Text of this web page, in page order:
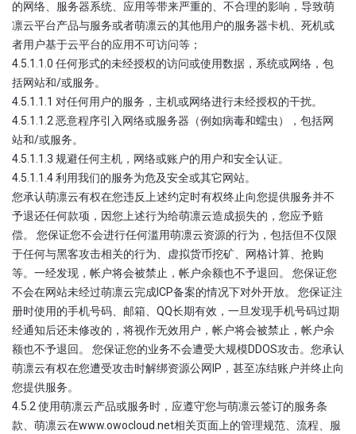
的网络、服务器系统、应用等带来严重的、不合理的影响，导致萌
凛云平台产品与服务或者萌凛云的其他用户的服务器卡机、死机或
者用户基于云平台的应用不可访问等；
4.5.1.1.0 任何形式的未经授权的访问或使用数据，系统或网络，包
括网站和/或服务。
4.5.1.1.1 对任何用户的服务，主机或网络进行未经授权的干扰。
4.5.1.1.2 恶意程序引入网络或服务器（例如病毒和蠕虫），包括网
站和/或服务。
4.5.1.1.3 规避任何主机，网络或账户的用户和安全认证。
4.5.1.1.4 利用我们的服务为危及安全或其它网站。
您承认萌凛云有权在您违反上述约定时有权终止向您提供服务并不
予退还任何款项，因您上述行为给萌凛云造成损失的，您应予赔
偿。 您保证您不会进行任何滥用萌凛云资源的行为，包括但不仅限
于任何与黑客攻击相关的行为、虚拟货币挖矿、网格计算、抢购
等。一经发现，帐户将会被禁止，帐户余额也不予退回。 您保证您
不会在网站未经过萌凛云完成ICP备案的情况下对外开放。 您保证注
册时使用的手机号码、邮箱、QQ长期有效，一旦发现手机号码过期
经通知后还未修改的，将视作无效用户，帐户将会被禁止，帐户余
额也不予退回。 您保证您的业务不会遭受大规模DDOS攻击。您承认
萌凛云有权在您遭受攻击时解绑资源公网IP，甚至冻结账户并终止向
您提供服务。
4.5.2 使用萌凛云产品或服务时，应遵守您与萌凛云签订的服务条
款、萌凛云在www.owocloud.net相关页面上的管理规范、流程、服